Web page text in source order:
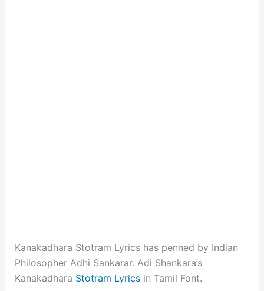
Kanakadhara Stotram Lyrics has penned by Indian
Philosopher Adhi Sankarar. Adi Shankara’s
Kanakadhara Stotram Lyricsin Tamil Font.